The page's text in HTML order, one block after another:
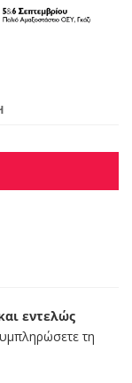
εντελώς
τη